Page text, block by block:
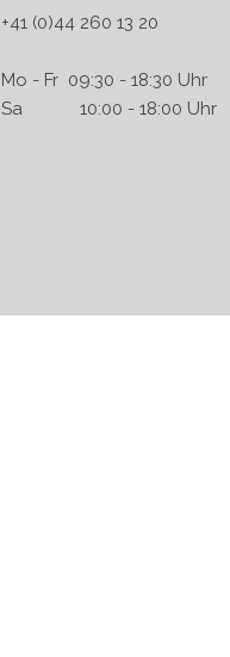
+41 (0)44 260 13 20
Mo - Fr 09:30 - 18:30 Uhr
Sa 10:00 - 18:00 Uhr